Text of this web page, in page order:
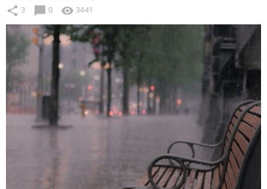
share 3 chat_bubble 0 visibility 3441